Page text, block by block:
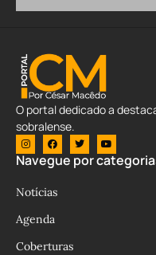
O portal dedicado a
sobralense.
Navegue por
Notícias
Agenda
Coberturas